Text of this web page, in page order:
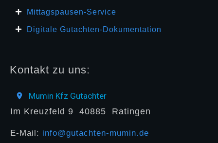
Mittagspausen-Service
Digitale Gutachten-Dokumentation
Kontakt zu uns:
Mumin Kfz Gutachter
Im Kreuzfeld 9 40885 Ratingen
E-Mail: info@gutachten-mumin.de